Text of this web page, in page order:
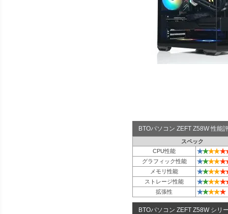
BTOパソコン ZEFT Z58W 性能
スペック
CPU性能
★★★★★
グラフィック性能 ★★★★★
メモリ性能 ★★★★★
ストレージ性能 ★★★★★
拡張性 ★★★★★
BTOパソコン ZEFT Z58W シリ